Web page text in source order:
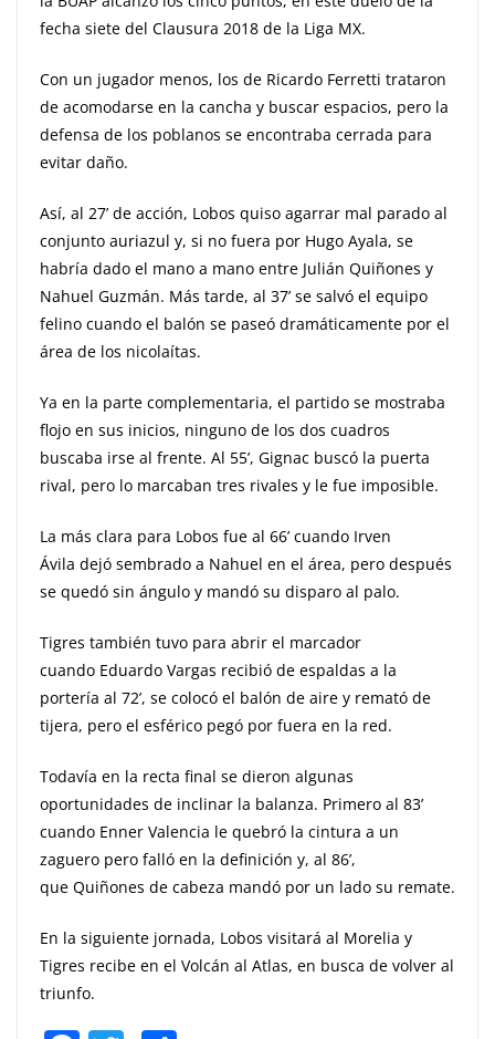
fecha siete del Clausura 2018 de la Liga MX.
Con un jugador menos, los de Ricardo Ferretti trataron
de acomodarse en la cancha y buscar espacios, pero la
defensa de los poblanos se encontraba cerrada para
evitar daño.
Así, al 27’ de acción, Lobos quiso agarrar mal parado al
conjunto auriazul y, si no fuera por Hugo Ayala, se
habría dado el mano a mano entre Julián Quiñones y
Nahuel Guzmán. Más tarde, al 37’ se salvó el equipo
felino cuando el balón se paseó dramáticamente por el
área de los nicolaítas.
Ya en la parte complementaria, el partido se mostraba
flojo en sus inicios, ninguno de los dos cuadros
buscaba irse al frente. Al 55’, Gignac buscó la puerta
rival, pero lo marcaban tres rivales y le fue imposible.
La más clara para Lobos fue al 66’ cuando Irven
Ávila dejó sembrado a Nahuel en el área, pero después
se quedó sin ángulo y mandó su disparo al palo.
Tigres también tuvo para abrir el marcador
cuando Eduardo Vargas recibió de espaldas a la
portería al 72’, se colocó el balón de aire y remató de
tijera, pero el esférico pegó por fuera en la red.
Todavía en la recta final se dieron algunas
oportunidades de inclinar la balanza. Primero al 83’
cuando Enner Valencia le quebró la cintura a un
zaguero pero falló en la definición y, al 86’,
que Quiñones de cabeza mandó por un lado su remate.
En la siguiente jornada, Lobos visitará al Morelia y
Tigres recibe en el Volcán al Atlas, en busca de volver al
triunfo.